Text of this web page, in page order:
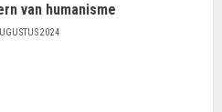
van humanisme
2024